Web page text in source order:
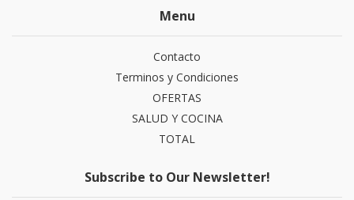
Menu
Contacto
Terminos y Condiciones
OFERTAS
SALUD Y COCINA
TOTAL
Subscribe to Our Newsletter!